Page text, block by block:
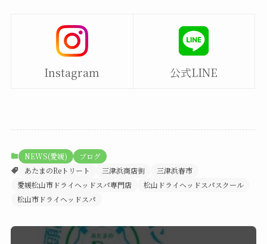
Instagram 公式LINE
NEWS(愛媛)
ブログ
あたまのReトリート
三津浜商店街
三津浜春市
愛媛松山市ドライヘッドスパ専門店
松山ドライヘッドスパスクール
松山市ドライヘッドスパ